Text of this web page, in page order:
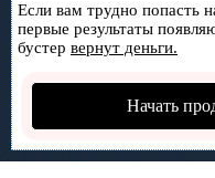
Если вам трудно попасть
первые результаты
бустер вернут деньги.
Начать